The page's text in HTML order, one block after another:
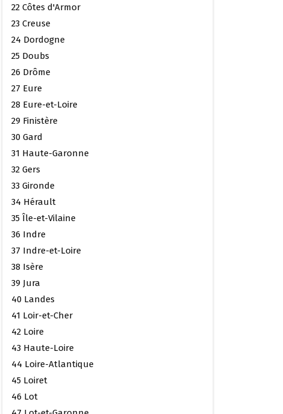
22 Côtes d'Armor
23 Creuse
24 Dordogne
25 Doubs
26 Drôme
27 Eure
28 Eure-et-Loire
29 Finistère
30 Gard
31 Haute-Garonne
32 Gers
33 Gironde
34 Hérault
35 Île-et-Vilaine
36 Indre
37 Indre-et-Loire
38 Isère
39 Jura
40 Landes
41 Loir-et-Cher
42 Loire
43 Haute-Loire
44 Loire-Atlantique
45 Loiret
46 Lot